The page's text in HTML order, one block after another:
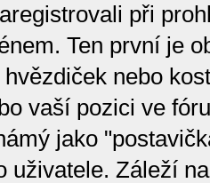
při
Ten první je
nebo
vaší pozici ve
jako
uživatele. Záleží